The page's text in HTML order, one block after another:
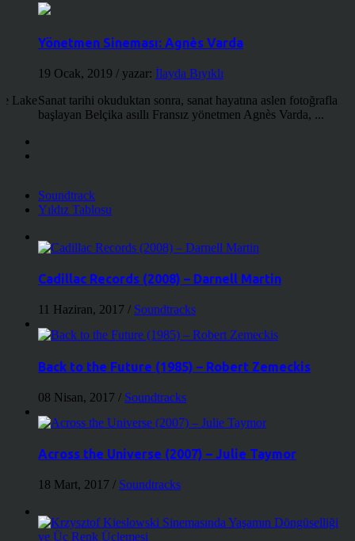
Lake
Yönetmen Sineması: Agnès Varda
19 Ocak, 2019 / yazar: İlayda Bıyıklı
Sanat tarihi okuduktan sonra, sanat hayatına aslen fotoğrafla
başlayan Belçika asıllı Fransız yönetmen Agnès Varda, ...
Soundtrack
Yıldız Tablosu
Cadillac Records (2008) – Darnell Martin
11 Haziran, 2017 / Soundtracks
Back to the Future (1985) – Robert Zemeckis
08 Nisan, 2017 / Soundtracks
Across the Universe (2007) – Julie Taymor
18 Mart, 2017 / Soundtracks